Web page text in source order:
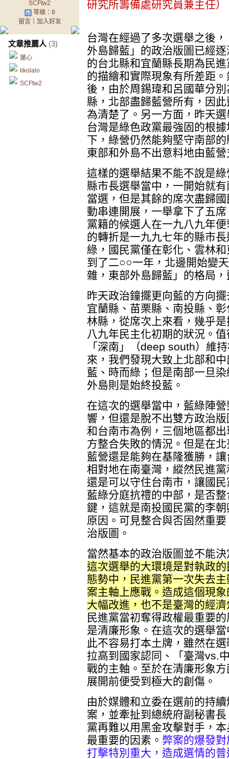
SCFtw2
等級：8
留言｜ 加入好友
文章推薦人 (3)
蓮心
likolalo
SCFtw2
研究所籌備處研究員兼主任）
台灣在經過了多次選舉之後
外島歸藍」的政治版圖已經
的台北縣和宜蘭縣長期為民
的描繪和實際現象有所差距
後，由於周錫瑋和呂國華分
縣，北部盡歸藍營所有，因
為清楚了。另一方面，昨天
台灣是綠色政黨最強固的根
下，綠營仍然能夠堅守南部
東部和外島不出意料地由藍
這樣的選舉結果不能不說是
縣市長選舉當中，一開始就
當選，但是其餘的席次盡歸
動串連開展，一舉拿下了五
黨籍的候選人在一九八九年
的轉折是一九九七年的縣市
綠，國民黨僅在彰化、雲林
到了二○○一年，北邊開始變
雜，東部外島歸藍」的格局
昨天政治鐘擺更向藍的方向
宜蘭縣、苗栗縣、南投縣、
林縣，從席次上來看，幾乎
八九年民主化初期的狀況。
「深南」（deep south）維
來，我們發現大致上北部和
藍、時而綠；但是南部一旦
外島則是始終投藍。
在這次的選舉當中，藍綠陣
響，但還是脫不出雙方政治
和台南市為例，三個地區都
方整合失敗的情況。但是在
藍營還是能夠在基隆獲勝，
相對地在南臺灣，縱然民進
還是可以守住台南市，讓國
藍綠分庭抗禮的中部，是否
鍵，這就是南投國民黨的李
原因。可見整合與否固然重
治版圖。
當然基本的政治版圖並不能
這次選舉的大環境是對執政
態勢中，民進黨第一次失去
案主軸上應戰。造成這個現
大幅改進，也不是臺灣的經
民進黨當初奪得政權最重要
是清廉形象。在這次的選舉
此不容易打本土牌，雖然在
拉高到國家認同、「臺灣vs.
戰的主軸。至於在清廉形象
展開前便受到極大的創傷。
由於媒體和立委在選前的持
案，並牽扯到總統府副秘書
黨再難以用黑金攻擊對手，
最重要的因素。 弊案的爆發
打擊特別重大，造成選情的